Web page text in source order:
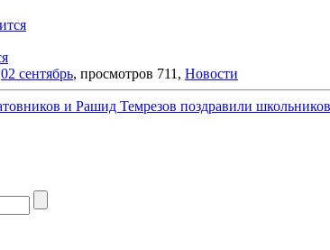
02 сентябрь, просмотров 711, Новости